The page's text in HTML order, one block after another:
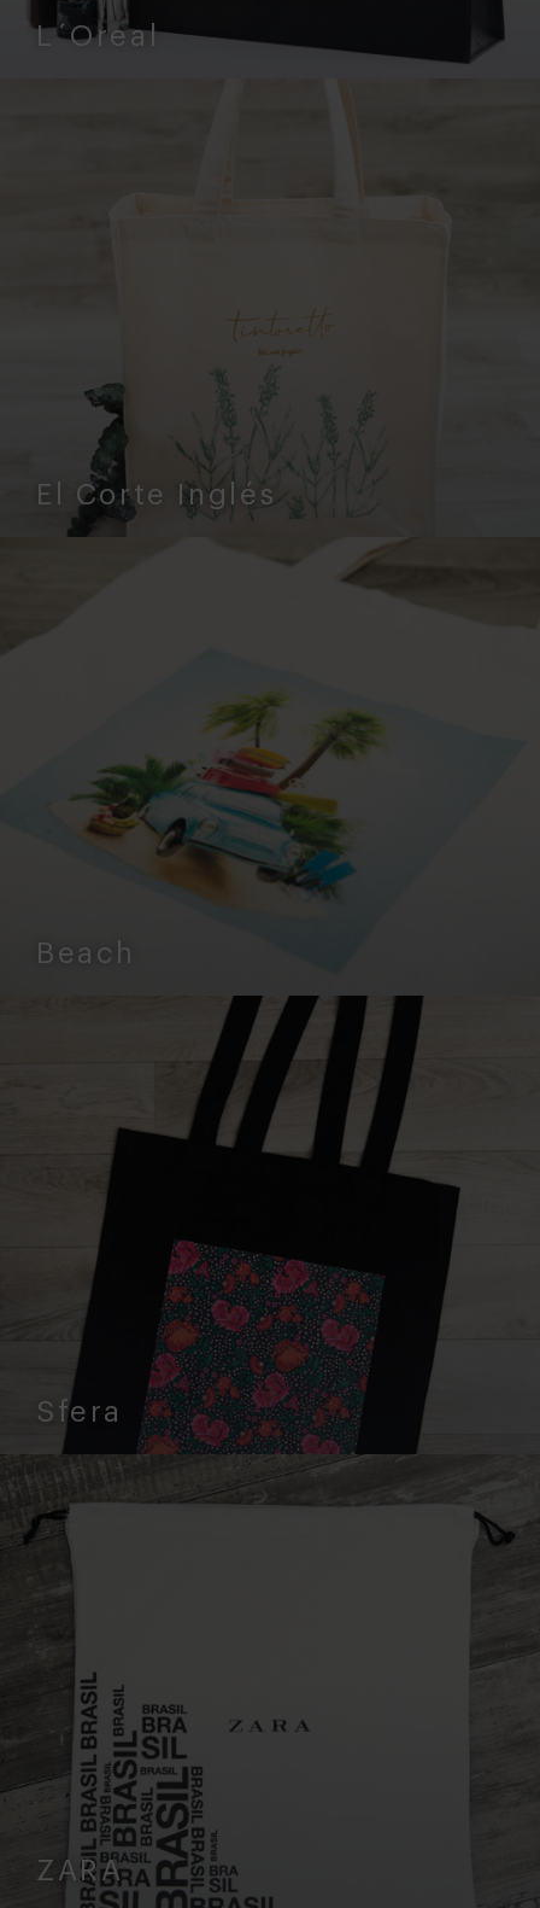
L´Oreal
El Corte Inglés
Beach
Sfera
ZARA